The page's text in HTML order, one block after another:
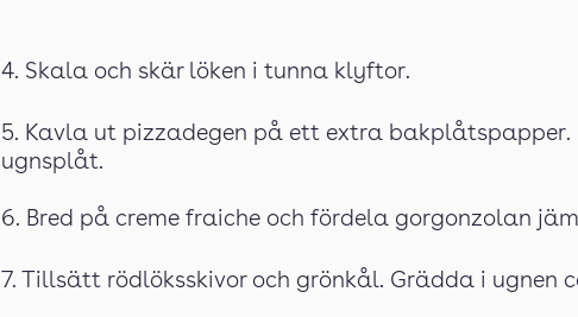
4. Skala och skär löken i tunna klyftor.
5. Kavla ut pizzadegen på ett extra bakplåtspapper.
ugnsplåt.
6. Bred på creme fraiche och fördela gorgonzolan
7. Tillsätt rödlöksskivor och grönkål. Grädda i ugnen